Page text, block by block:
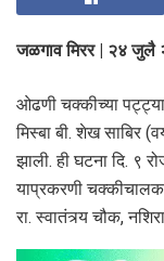
जळगाव मिरर | २४ जुलै
ओढणी चक्कीच्या
मिस्बा बी. शेख साबिर
झाली. ही घटना दि. ९
याप्रकरणी
रा. स्वातंत्र्य चौक,